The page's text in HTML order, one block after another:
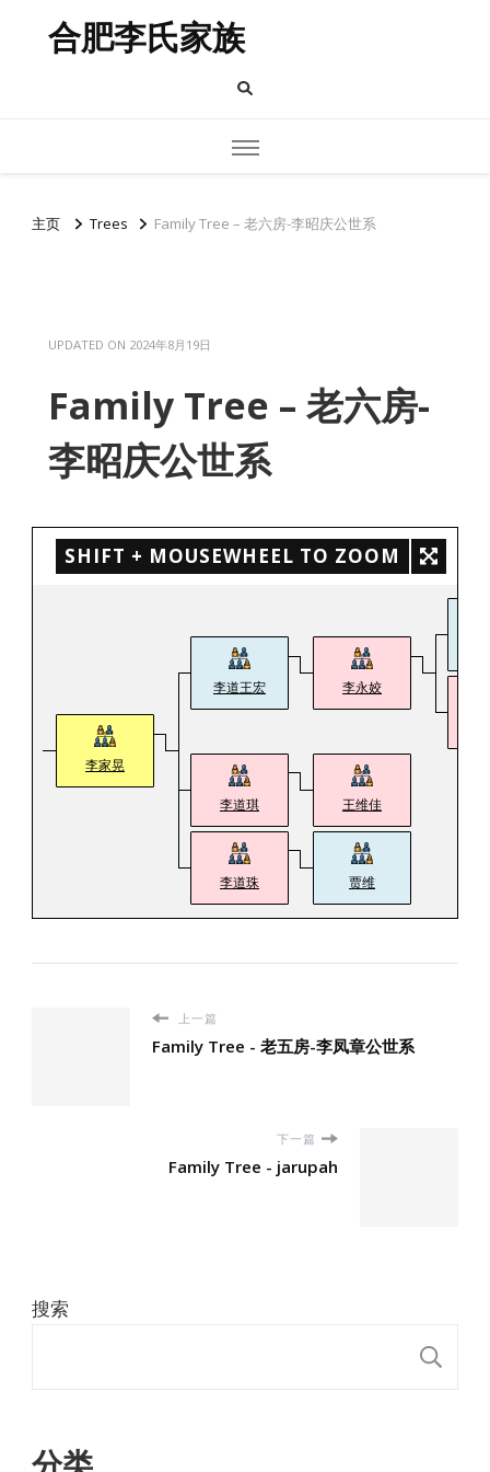
合肥李氏家族
主页 Trees Family Tree – 老六房-李昭庆公世系
UPDATED ON 2024年8月19日
Family Tree – 老六房-
李昭庆公世系
SHIFT + MOUSEWHEEL TO ZOOM
李家晃
李道王宏 李永姣
李道琪 王维佳
李道珠 贾维
上一篇
Family Tree - 老五房-李凤章公世系
下一篇
Family Tree - jarupah
搜索
分类